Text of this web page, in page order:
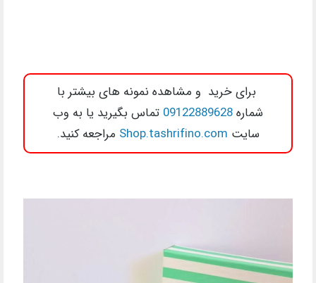
برای خرید و مشاهده نمونه های بیشتر با
شماره09122889628 تماس بگیرید یا به وب
سایت Shop.tashrifino.com مراجعه کنید.